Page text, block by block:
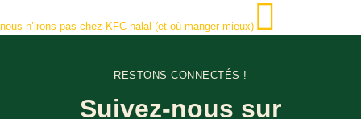
nous n’irons pas chez KFC halal (et où manger mieux)
RESTONS CONNECTÉS !
Suivez-nous sur